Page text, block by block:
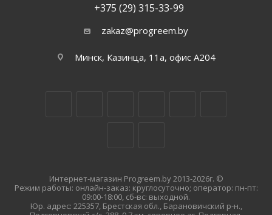
+375 (29) 315-33-99
zakaz@progreem.by
Минск, Казинца, 11а, офис А204
Интернет-магазин Progreem.by 2013-2026г. ©
Режим работы: онлайн-заказ: круглосуточно; оператор: пн-пт:
09:00-18:00, сб-вс: выходной.
Юр. адрес: 225357, Брестская обл., Барановичский р-н.,